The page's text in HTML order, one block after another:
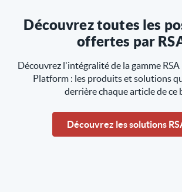
Découvrez toutes les
offertes par
Découvrez l'intégralité de la gamme
Platform : les produits et solutions
derrière chaque article de ce
Découvrez les solutions